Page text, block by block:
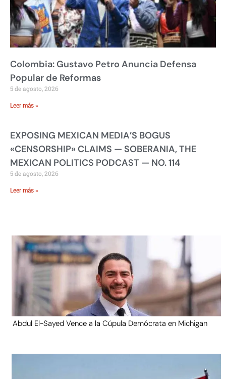
Colombia: Gustavo Petro Anuncia Defensa
Popular de Reformas
5 de agosto, 2026
Leer más »
EXPOSING MEXICAN MEDIA’S BOGUS
«CENSORSHIP» CLAIMS — SOBERANIA, THE
MEXICAN POLITICS PODCAST — NO. 114
5 de agosto, 2026
Leer más »
Abdul El-Sayed Vence a la Cúpula Demócrata en Michigan